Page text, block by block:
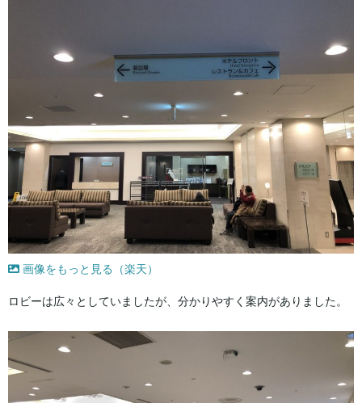
画像をもっと見る（楽天）
ロビーは広々としていましたが、分かりやすく案内がありました。